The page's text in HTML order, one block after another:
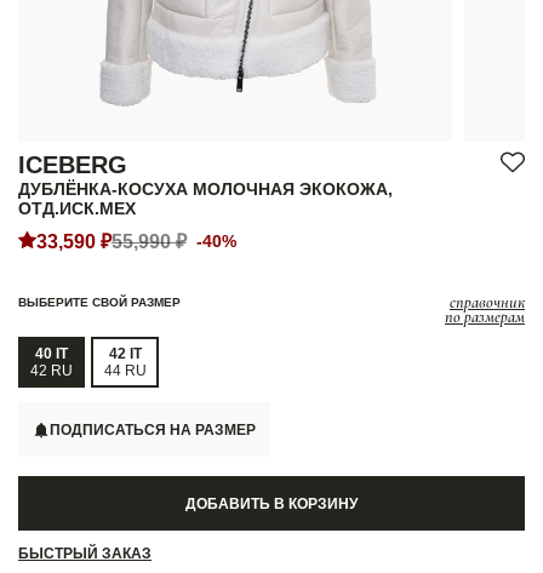
ICEBERG
ДУБЛЁНКА-КОСУХА МОЛОЧНАЯ ЭКОКОЖА,
ОТД.ИСК.МЕХ
33,590 ₽55,990 ₽ -40%
ВЫБЕРИТЕ СВОЙ РАЗМЕР справочник
по размерам
40 IT
42 RU
42 IT
44 RU
ПОДПИСАТЬСЯ НА РАЗМЕР
ДОБАВИТЬ В КОРЗИНУ
БЫСТРЫЙ ЗАКАЗ